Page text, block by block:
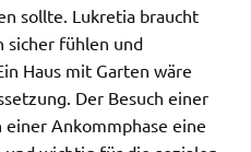
sollte. Lukretia braucht
sicher fühlen und
Haus mit Garten wäre
Der Besuch einer
einer Ankommphase eine